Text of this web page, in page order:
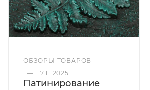
Цвет
Эффект
ОБЗОРЫ ТОВАРОВ
— 17.11.2025
Патинирование